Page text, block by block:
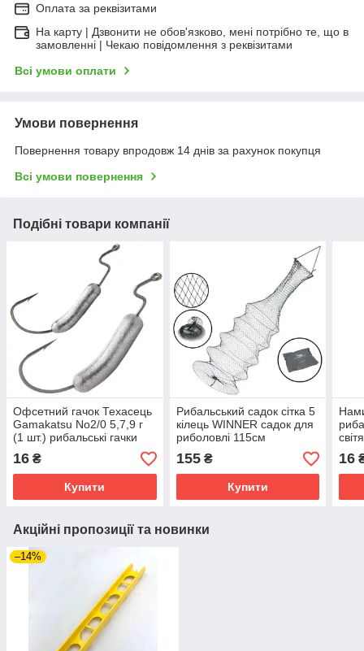
Оплата за реквізитами
На карту | Дзвонити не обов'язково, мені потрібно те, що в
замовленні | Чекаю повідомлення з реквізитами
Всі умови оплати
Умови повернення
Повернення товару впродовж 14 днів за рахунок покупця
Всі умови повернення
Подібні товари компанії
Офсетний гачок Техасець
Gamakatsu No2/0 5,7,9 г
(1 шт.) рибальські гачки
для хижака
16 ₴
Купити
Рибальський садок сітка 5
кілець WINNER садок для
риболовлі 115см
155₴
Купити
16
Акційні пропозиції та новинки
–14%